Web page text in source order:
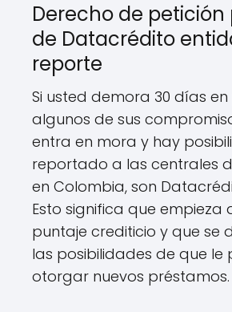
Derecho de petición
de Datacrédito
reporte
Si usted demora 30 días
algunos de sus
entra en mora y hay
reportado a las centrales
en Colombia, son
Esto significa que empieza
puntaje crediticio y que se
las posibilidades de que le
otorgar nuevos préstamos.